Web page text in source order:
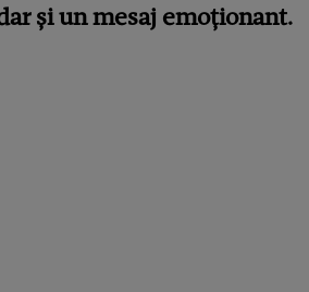
și un mesaj emoționant.